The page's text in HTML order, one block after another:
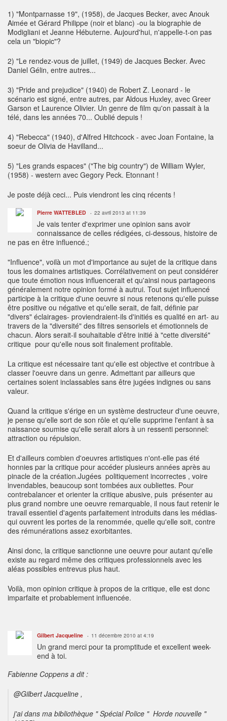
1) "Montparnasse 19", (1958), de Jacques Becker, avec Anouk
Aimée et Gérard Philippe (noir et blanc) -ou la biographie de
Modigliani et Jeanne Hébuterne. Aujourd'hui, n'appelle-t-on pas
cela un "biopic"?
2) "Le rendez-vous de juillet, (1949) de Jacques Becker. Avec
Daniel Gélin, entre autres...
3) "Pride and prejudice" (1940) de Robert Z. Leonard - le
scénario est signé, entre autres, par Aldous Huxley, avec Greer
Garson et Laurence Olivier. Un genre de film qu'on passait à la
télé, dans les années 70... Oublié depuis !
4) "Rebecca" (1940), d'Alfred Hitchcock - avec Joan Fontaine, la
soeur de Olivia de Havilland...
5) "Les grands espaces" ("The big country") de William Wyler,
(1958) - western avec Gegory Peck. Etonnant !
Je poste déjà ceci... Puis viendront les cinq récents !
Pierre WATTEBLED 22 avril 2013 at 11:39
Je vais tenter d'exprimer une opinion sans avoir
connaissance de celles rédigées, ci-dessous, histoire de
ne pas en être influencé.;
"Influence", voilà un mot d'importance au sujet de la critique dans
tous les domaines artistiques. Corrélativement on peut considérer
que toute émotion nous influencerait et qu'ainsi nous partageons
généralement notre opinion formé à autrui. Tout sujet influencé
participe à la critique d'une oeuvre si nous retenons qu'elle puisse
être positive ou négative et qu'elle serait, de fait, définie par
"divers" éclairages- proviendraient-ils d'initiés es qualité en art- au
travers de la "diversité" des filtres sensoriels et émotionnels de
chacun. Alors serait-il souhaitable d'être initié à "cette diversité"
critique pour qu'elle nous soit finalement profitable.
La critique est nécessaire tant qu'elle est objective et contribue à
classer l'oeuvre dans un genre. Admettant par ailleurs que
certaines soient inclassables sans être jugées indignes ou sans
valeur.
Quand la critique s'érige en un système destructeur d'une oeuvre,
je pense qu'elle sort de son rôle et qu'elle supprime l'enfant à sa
naissance soumise qu'elle serait alors à un ressenti personnel:
attraction ou répulsion.
Et d'ailleurs combien d'oeuvres artistiques n'ont-elle pas été
honnies par la critique pour accéder plusieurs années après au
pinacle de la création.Jugées politiquement incorrectes , voire
invendables, beaucoup sont tombées aux oubliettes. Pour
contrebalancer et orienter la critique abusive, puis présenter au
plus grand nombre une oeuvre remarquable, il nous faut retenir le
travail essentiel d'agents parfaitement introduits dans les médias-
qui ouvrent les portes de la renommée, quelle qu'elle soit, contre
des rémunérations assez exorbitantes.
Ainsi donc, la critique sanctionne une oeuvre pour autant qu'elle
existe au regard même des critiques professionnels avec les
aléas possibles entrevus plus haut.
Voilà, mon opinion critique à propos de la critique, elle est donc
imparfaite et probablement influencée.
Gilbert Jacqueline 11 décembre 2010 at 4:19
Un grand merci pour ta promptitude et excellent week-
end à toi.
Fabienne Coppens a dit :
@Gilbert Jacqueline ,
j'ai dans ma bibliothèque " Spécial Police " Horde nouvelle "